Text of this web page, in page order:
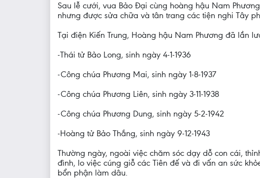
Sau lễ cưới, vua Bảo Đại cùng hoàng hậu Nam
nhưng được sửa chữa và tân trang các tiện nghi Tây
Tại điện Kiến Trung, Hoàng hậu Nam Phương đã lần
-Thái tử Bảo Long, sinh ngày 4-1-1936
-Công chúa Phương Mai, sinh ngày 1-8-1937
-Công chúa Phương Liên, sinh ngày 3-11-1938
-Công chúa Phương Dung, sinh ngày 5-2-1942
-Hoàng tử Bảo Thắng, sinh ngày 9-12-1943
Thường ngày, ngoài việc chăm sóc dạy dỗ con cái,
đình, lo việc cúng giỗ các Tiên đế và đi vấn an sức
bổn phận làm dâu.